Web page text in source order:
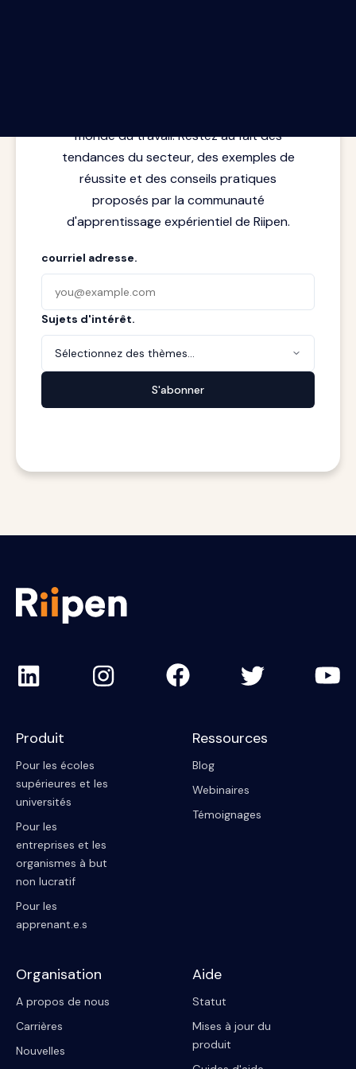
monde du travail. Restez au fait des
tendances du secteur, des exemples de
réussite et des conseils pratiques
proposés par la communauté
d'apprentissage expérientiel de Riipen.
courriel adresse.
Sujets d'intérêt.
Sélectionnez des thèmes...
S'abonner
Produit
Pour les écoles
supérieures et les
universités
Pour les
entreprises et les
organismes à but
non lucratif
Pour les
apprenant.e.s
Ressources
Blog
Webinaires
Témoignages
Organisation
A propos de nous
Carrières
Nouvelles
Aide
Statut
Mises à jour du
produit